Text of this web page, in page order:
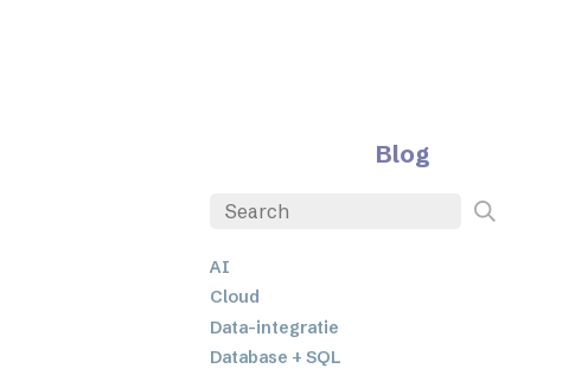
Blog
AI
Cloud
Data-integratie
Database + SQL